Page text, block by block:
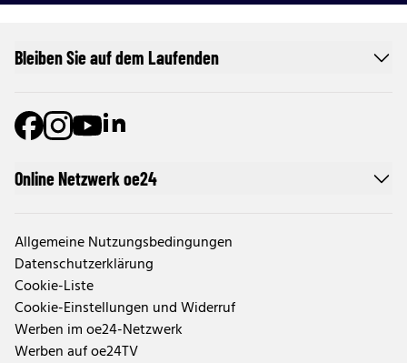
Online Netzwerk oe24
Allgemeine Nutzungsbedingungen
Datenschutzerklärung
Cookie-Liste
Cookie-Einstellungen und Widerruf
Werben im oe24-Netzwerk
Werben auf oe24TV
Bleiben Sie auf dem Laufenden